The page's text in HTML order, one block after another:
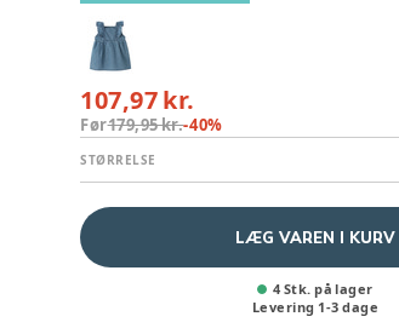
107,97 kr.
Før179,95 kr.-40%
STØRRELSE
LÆG VAREN I KURV
4 Stk. på lager
Levering 1-3 dage